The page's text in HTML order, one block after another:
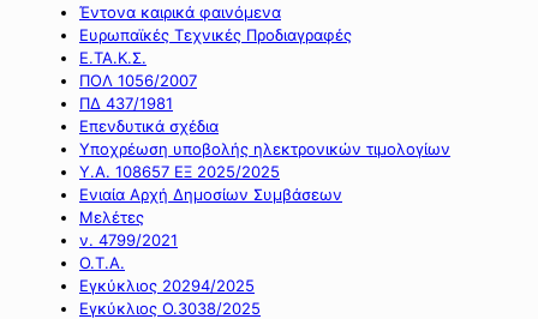
Έντονα καιρικά φαινόμενα
Ευρωπαϊκές Τεχνικές Προδιαγραφές
Ε.ΤΑ.Κ.Σ.
ΠΟΛ 1056/2007
ΠΔ 437/1981
Επενδυτικά σχέδια
Υποχρέωση υποβολής ηλεκτρονικών τιμολογίων
Υ.Α. 108657 ΕΞ 2025/2025
Ενιαία Αρχή Δημοσίων Συμβάσεων
Μελέτες
ν. 4799/2021
Ο.Τ.Α.
Εγκύκλιος 20294/2025
Εγκύκλιος Ο.3038/2025